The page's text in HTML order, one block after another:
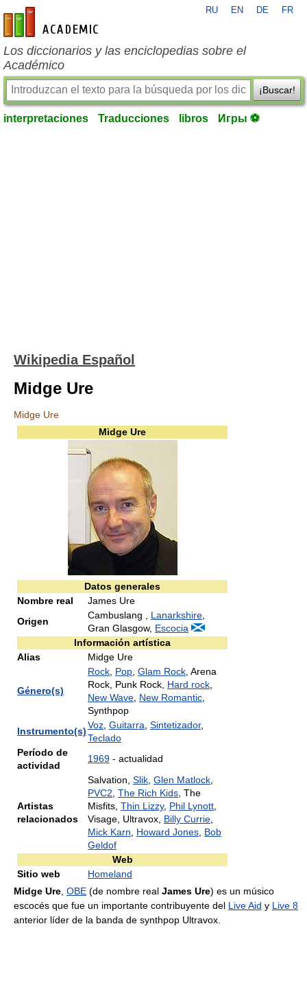
es-academic.com
RU EN DE FR
Los diccionarios y las enciclopedias sobre el
Académico
¡Buscar!
interpretaciones Traducciones libros Игры ⚽
Wikipedia Español
Midge Ure
Midge Ure
Midge Ure
Datos generales
Nombre real
James Ure
Origen
Cambuslang , Lanarkshire
Gran Glasgow, Escocia
Información artística
Alias
Midge Ure
Género(s)
Rock Pop Glam Rock , Arena
Rock, Punk Rock, Hard rock
New Wave New Romantic
Synthpop
Instrumento(s)
Voz Guitarra Sintetizador,
Teclado
Período de
actividad
1969 - actualidad
Artistas
relacionados
Salvation, Slik Glen Matlock
PVC2 The Rich Kids , The
Misfits, Thin Lizzy, Phil Lynott
Visage, Ultravox, Billy Currie
Mick Karn
Howard Jones Bob
Geldof
Web
Sitio web
Homeland
Midge Ure OBE (de nombre real James Ure) es un músico
escocés que fue un importante contribuyente del Live Aid y Live 8
anterior líder de la banda de synthpop Ultravox.